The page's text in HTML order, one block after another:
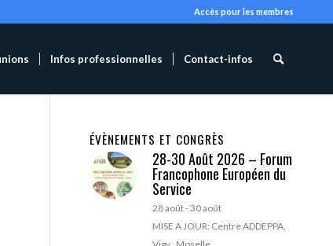
Accès pour les membres
Infos professionnelles Contact-infos
ÉVÈNEMENTS ET CONGRÈS
28-30 Août 2026 – Forum
Francophone Européen du
Service
28 août-30 août
MISE A JOUR: Centre ADDEPPA,